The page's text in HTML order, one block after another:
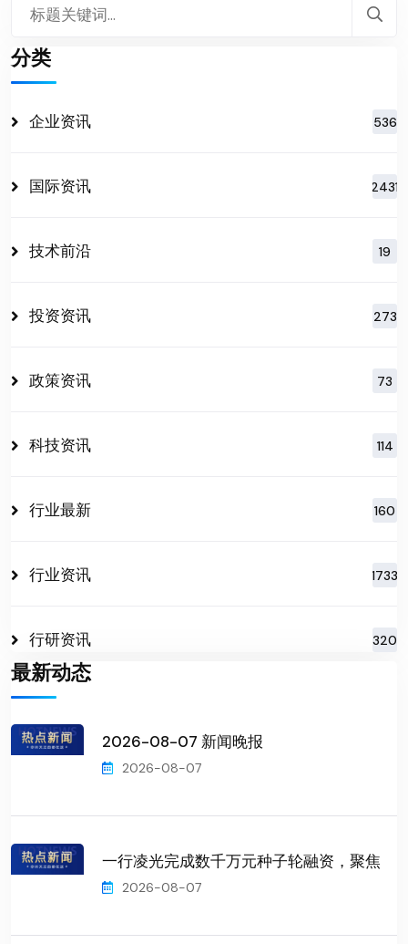
分类
企业资讯 536
国际资讯 2431
技术前沿 19
投资资讯 273
政策资讯 73
科技资讯 114
行业最新 160
行业资讯 1733
行研资讯 320
最新动态
2026-08-07 新闻晚报
2026-08-07
一行凌光完成数千万元种子轮融资，聚焦
2026-08-07